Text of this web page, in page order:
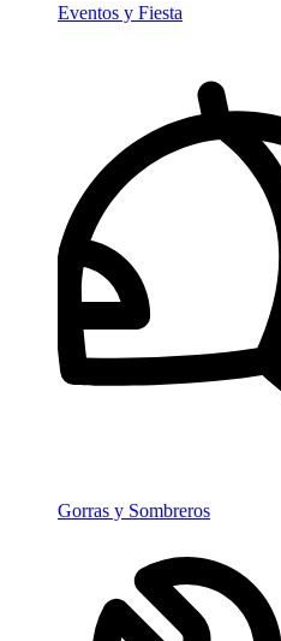
Eventos y Fiesta
Gorras y Sombreros